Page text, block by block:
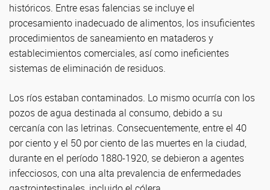
históricos. Entre esas falencias se incluye el
procesamiento inadecuado de alimentos, los insuficientes
procedimientos de saneamiento en mataderos y
establecimientos comerciales, así como ineficientes
sistemas de eliminación de residuos.
Los ríos estaban contaminados. Lo mismo ocurría con los
pozos de agua destinada al consumo, debido a su
cercanía con las letrinas. Consecuentemente, entre el 40
por ciento y el 50 por ciento de las muertes en la ciudad,
durante en el período 1880-1920, se debieron a agentes
infecciosos, con una alta prevalencia de enfermedades